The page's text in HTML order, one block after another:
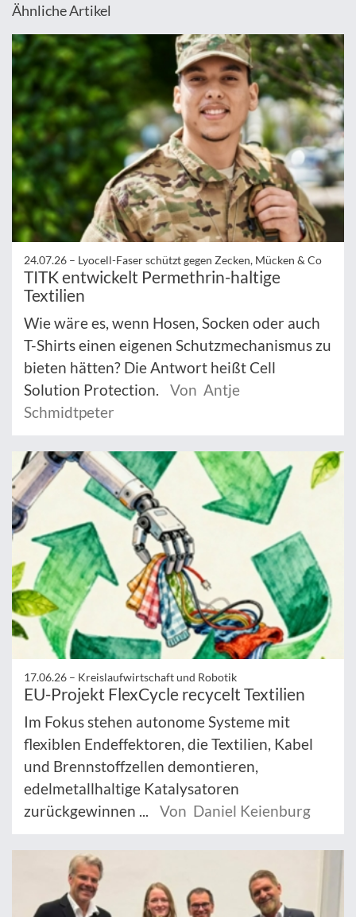
Ähnliche Artikel
24.07.26 – Lyocell-Faser schützt gegen Zecken, Mücken & Co
TITK entwickelt Permethrin-haltige
Textilien
Wie wäre es, wenn Hosen, Socken oder auch
T-Shirts einen eigenen Schutzmechanismus zu
bieten hätten? Die Antwort heißt Cell
Solution Protection.
Von Antje
Schmidtpeter
17.06.26 – Kreislaufwirtschaft und Robotik
EU-Projekt FlexCycle recycelt Textilien
Im Fokus stehen autonome Systeme mit
flexiblen Endeffektoren, die Textilien, Kabel
und Brennstoffzellen demontieren,
edelmetallhaltige Katalysatoren
zurückgewinnen ...
Von Daniel Keienburg